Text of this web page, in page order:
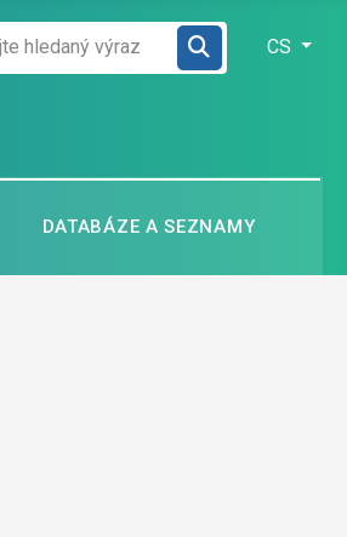
CS
DATABÁZE A SEZNAMY